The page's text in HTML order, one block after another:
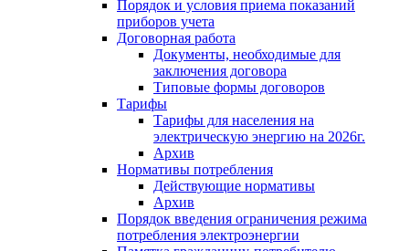
Порядок и условия приема показаний
приборов учета
Договорная работа
Документы, необходимые для
заключения договора
Типовые формы договоров
Тарифы
Тарифы для населения на
электрическую энергию на 2026г.
Архив
Нормативы потребления
Действующие нормативы
Архив
Порядок введения ограничения режима
потребления электроэнергии